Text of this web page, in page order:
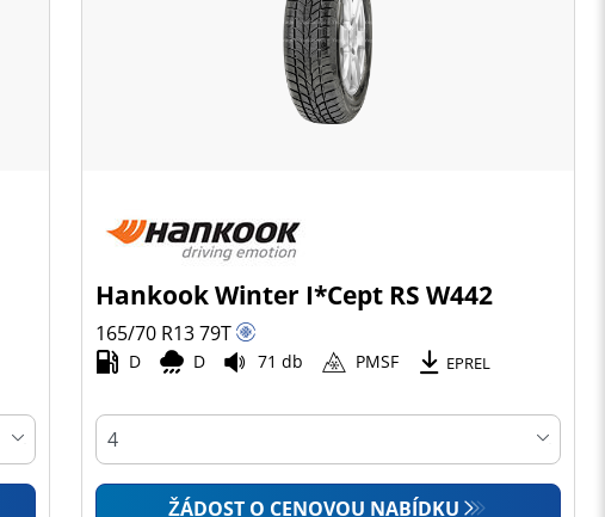
Hankook Winter I*Cept RS W442
165/70 R1379T
D D 71 db PMSF EPREL
ŽÁDOST O CENOVOU NABÍDKU